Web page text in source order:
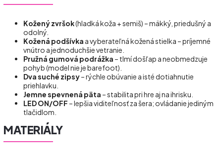
Kožený zvršok(hladká koža + semiš) – mäkký, priedušný a
odolný.
Kožená podšívka a vyberateľná kožená stielka – príjemné
vnútro a jednoduchšie vetranie.
Pružná gumová podrážka – tlmí došľap a neobmedzuje
pohyb (model nie je barefoot).
Dva suché zipsy– rýchle obúvanie a isté dotiahnutie
priehlavku.
Jemne spevnená päta – stabilita pri hre aj na ihrisku.
LED ON/OFF – lepšia viditeľnosť za šera; ovládanie jediným
tlačidlom.
MATERIÁLY